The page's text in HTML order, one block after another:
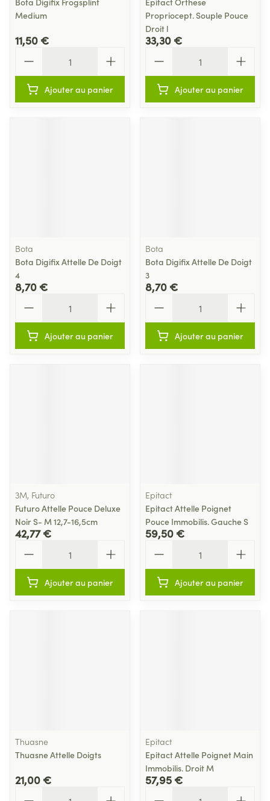
Medium
11,50 €
Ajouter au panier
Propriocept. Souple Pouce
Droit l
33,30 €
Ajouter au panier
Bota
Bota Digifix Attelle De Doigt
4
8,70 €
Ajouter au panier
Bota
Bota Digifix Attelle De Doigt
3
8,70 €
Ajouter au panier
3M, Futuro
Futuro Attelle Pouce Deluxe
Noir S- M 12,7-16,5cm
42,77 €
Ajouter au panier
Epitact
Epitact Attelle Poignet
Pouce Immobilis. Gauche S
59,50 €
Ajouter au panier
Thuasne
Thuasne Attelle Doigts
21,00 €
Epitact
Epitact Attelle Poignet Main
Immobilis. Droit M
57,95 €